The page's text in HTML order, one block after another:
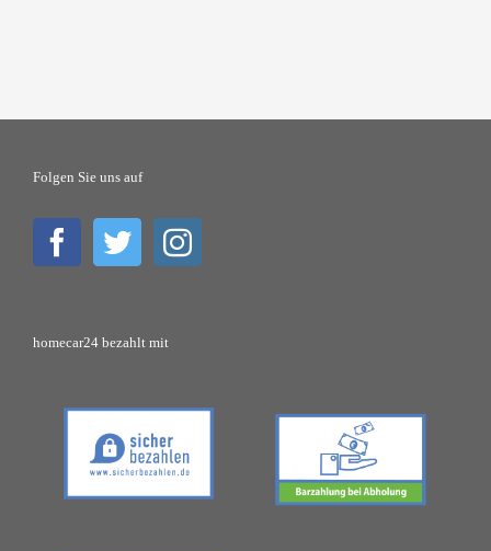
Folgen Sie uns auf
homecar24 bezahlt mit